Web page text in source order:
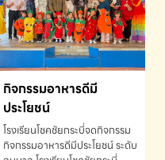
MATHEMATICS AND
MENTAL ARITHMETIC
COMPETITION 2026 - ถ้วย
รางวัลรองชนะเลิศอันดับที่ 2
Mental Arithmetic
Competition K2 - ถ้วยรางวัล
รองชนะเลิศอันดับที่ 2 Mental
K2(Grop) โรงเรียนโชคชัยกระบี่-
สอบถามข้อมูลเพิ่มเติม โทร.
กิจกรรมอาหารดีมี
ประโยชน์
โรงเรียนโชคชัยกระบี่จดกิจกรรม
กิจกรรมอาหารดีมีประโยชน์ ระดับ